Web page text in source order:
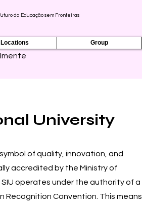
da Educação sem Fronteiras
Locations Group
University
of quality, innovation, and
accredited by the Ministry of
operates under the authority of a
Recognition Convention. This means